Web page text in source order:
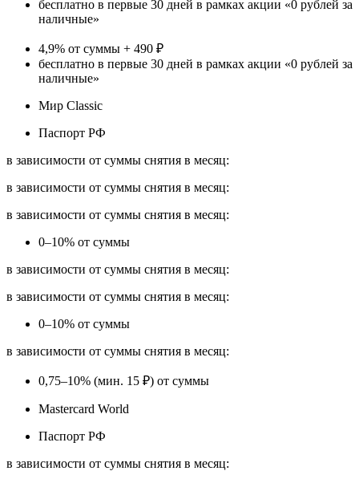
бесплатно в первые 30 дней в рамках акции «0 рублей за
наличные»
4,9% от суммы + 490 ₽
бесплатно в первые 30 дней в рамках акции «0 рублей за
наличные»
Мир Classic
Паспорт РФ
в зависимости от суммы снятия в месяц:
в зависимости от суммы снятия в месяц:
в зависимости от суммы снятия в месяц:
0–10% от суммы
в зависимости от суммы снятия в месяц:
в зависимости от суммы снятия в месяц:
0–10% от суммы
в зависимости от суммы снятия в месяц:
0,75–10% (мин. 15 ₽) от суммы
Mastercard World
Паспорт РФ
в зависимости от суммы снятия в месяц: